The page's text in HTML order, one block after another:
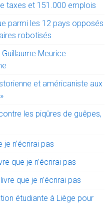
taxes et 151.000 emplois
parmi les 12 pays opposés
robotisés
Guillaume Meurice
et américaniste aux
les piqûres de guêpes,
je n’écrirai pas
que je n’écrirai pas
que je n’écrirai pas
étudiante à Liège pour